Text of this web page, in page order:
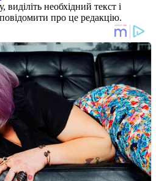
необхідний текст і
про це редакцію.